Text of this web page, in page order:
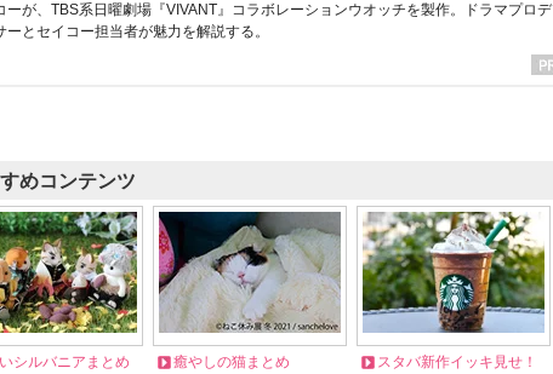
ーが、TBS系日曜劇場『VIVANT』コラボレーションウオッチを製作。ドラマプロデ
ーとセイコー担当者が魅力を解説する。
めコンテンツ
シルバニアまとめ 癒やしの猫まとめ スタバ新作イッキ見せ！